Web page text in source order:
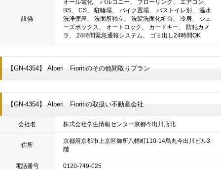
設備
オール電化、 バルコニー、 フローリング、 エアコン、
BS、 CS、 駐輪場、 バイク置場、 バストイレ別、 温水
洗浄便座、 洗面所独立、 洗髪洗面化粧台、 冷房、 シュ
ーズボックス、 オートロック、 カードキー、 防犯カメ
ラ、 24時間緊急通報システム、 ゴミ出し24時間OK
【GN-4354】 Alberi Fioritiのその他間取りプラン
【GN-4354】 Alberi Fioritiの取扱い不動産会社
会社名 株式会社学生情報センター京都今出川店北
住所
京都府京都市上京区御所八幡町110-14烏丸今出川ビル3
階
電話番号 0120-749-025